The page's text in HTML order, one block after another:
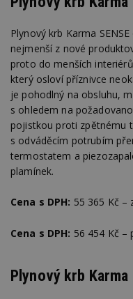
Plynový krb Karma
nejmenší z nové
proto do menších
který osloví příznivce
je pohodlný na obsluhu,
s ohledem na
pojistkou proti zpětnému
s odváděcím potrubím
termostatem a
plamínek.
Cena s DPH: 55 365 Kč –
Cena s DPH: 56 454 Kč
Plynový krb Karma